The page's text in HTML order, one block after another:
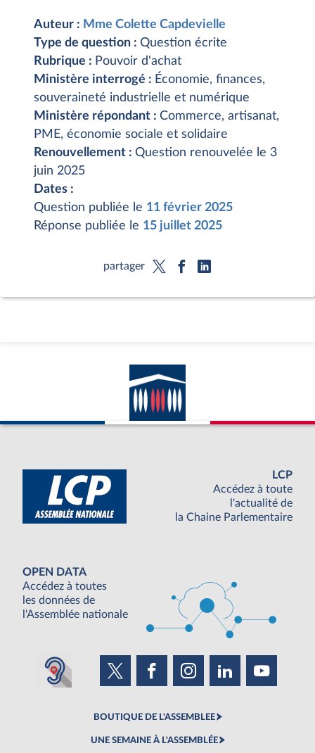
Auteur : Mme Colette Capdevielle
Type de question : Question écrite
Rubrique : Pouvoir d'achat
Ministère interrogé : Économie, finances,
souveraineté industrielle et numérique
Ministère répondant : Commerce, artisanat,
PME, économie sociale et solidaire
Renouvellement : Question renouvelée le 3
juin 2025
Dates :
Question publiée le 11 février 2025
Réponse publiée le 15 juillet 2025
partager
LCP
Accédez à toute
l'actualité de
la Chaine Parlementaire
OPEN DATA
Accédez à toutes
les données de
l'Assemblée nationale
BOUTIQUE DE L'ASSEMBLEE
UNE SEMAINE À L'ASSEMBLÉE